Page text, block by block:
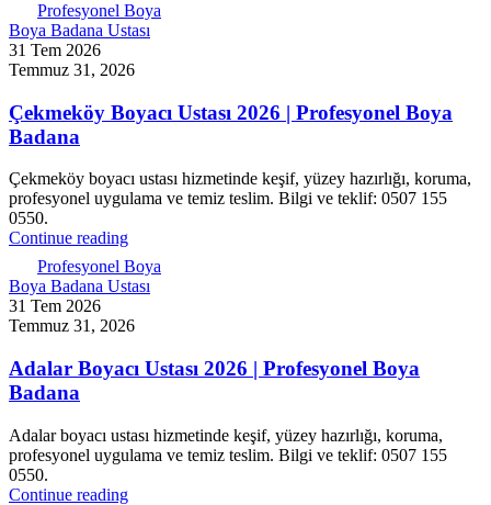
Profesyonel Boya
Boya Badana Ustası
31 Tem 2026
Temmuz 31, 2026
Çekmeköy Boyacı Ustası 2026 | Profesyonel Boya
Badana
Çekmeköy boyacı ustası hizmetinde keşif, yüzey hazırlığı, koruma,
profesyonel uygulama ve temiz teslim. Bilgi ve teklif: 0507 155
0550.
Continue reading
Profesyonel Boya
Boya Badana Ustası
31 Tem 2026
Temmuz 31, 2026
Adalar Boyacı Ustası 2026 | Profesyonel Boya
Badana
Adalar boyacı ustası hizmetinde keşif, yüzey hazırlığı, koruma,
profesyonel uygulama ve temiz teslim. Bilgi ve teklif: 0507 155
0550.
Continue reading